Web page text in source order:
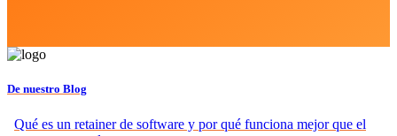
De nuestro Blog
Qué es un retainer de software y por qué funciona mejor que el